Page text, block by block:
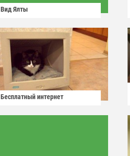
Вид Ялты
Бесплатный интернет